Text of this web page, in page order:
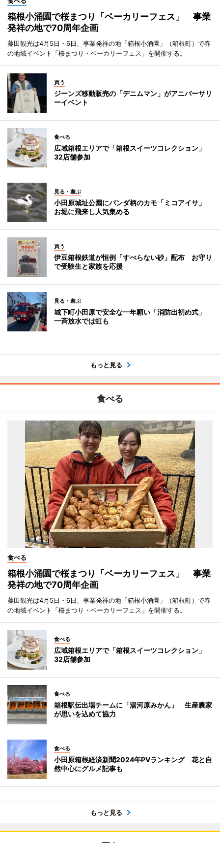
箱根小涌園で桜まつり「ベーカリーフェス」 事業
発祥の地で70周年企画
藤田観光は4月5日・6日、事業発祥の地「箱根小涌園」（箱根町）で春
の地域イベント「桜まつり・ベーカリーフェス」を開催する。
買う
ジーンズ移動販売の「デニムマン」がアニバーサリ
ーイベント
食べる
広域箱根エリアで「箱根スイーツコレクション」
32店舗参加
見る・遊ぶ
小田原城址公園にパンダ柄のカモ「ミコアイサ」
お堀に飛来し人気集める
買う
伊豆箱根鉄道が恒例「すべらない砂」配布 お守り
で受験生と家族を応援
見る・遊ぶ
城下町小田原で安全な一年願い「消防出初め式」
一斉放水では虹も
もっと見る
食べる
食べる
箱根小涌園で桜まつり「ベーカリーフェス」 事業
発祥の地で70周年企画
藤田観光は4月5日・6日、事業発祥の地「箱根小涌園」（箱根町）で春
の地域イベント「桜まつり・ベーカリーフェス」を開催する。
食べる
広域箱根エリアで「箱根スイーツコレクション」
32店舗参加
食べる
箱根駅伝出場チームに「湯河原みかん」 生産農家
が思いを込めて協力
食べる
小田原箱根経済新聞2024年PVランキング 花と自
然中心にグルメ記事も
もっと見る